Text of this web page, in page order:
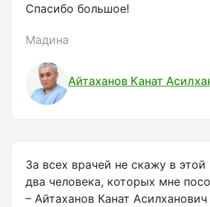
Спасибо большое!
Мадина
Айтаханов Канат
За всех врачей не скажу в этой
два человека, которых мне
– Айтаханов Канат